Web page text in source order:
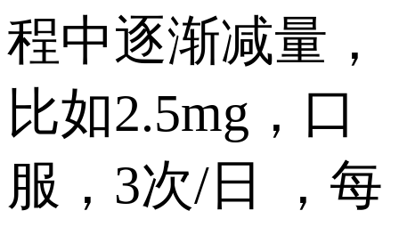
程中逐渐减量，
比如2.5mg，口
服，3次/日 ，每